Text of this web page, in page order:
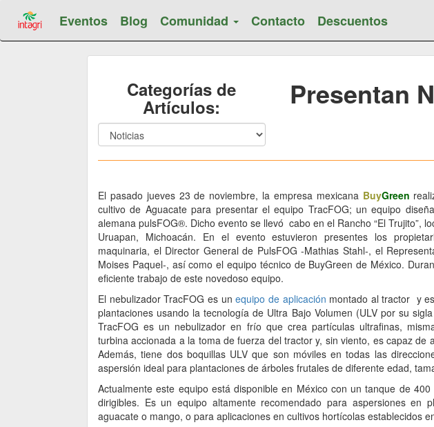
Eventos Blog Comunidad Contacto Descuentos
Categorías de
Artículos: Presentan
El pasado jueves 23 de noviembre, la empresa mexicana BuyGreen
cultivo de Aguacate para presentar el equipo TracFOG; un equipo
alemana pulsFOG®. Dicho evento se llevó cabo en el Rancho “El Trujito”,
Uruapan, Michoacán. En el evento estuvieron presentes los
maquinaria, el Director General de PulsFOG -Mathias Stahl-, el
Moises Paquel-, así como el equipo técnico de BuyGreen de México.
eficiente trabajo de este novedoso equipo.
El nebulizador TracFOG es unequipo de aplicación montado al tractor y
plantaciones usando la tecnología de Ultra Bajo Volumen (ULV por su
TracFOG es un nebulizador en frío que crea partículas ultrafinas,
turbina accionada a la toma de fuerza del tractor y, sin viento, es capaz de
Además, tiene dos boquillas ULV que son móviles en todas las
aspersión ideal para plantaciones de árboles frutales de diferente edad,
Actualmente este equipo está disponible en México con un tanque de
dirigibles. Es un equipo altamente recomendado para aspersiones en
aguacate o mango, o para aplicaciones en cultivos hortícolas establecidos